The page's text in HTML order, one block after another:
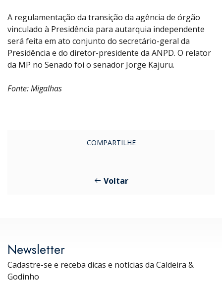
A regulamentação da transição da agência de órgão
vinculado à Presidência para autarquia independente
será feita em ato conjunto do secretário-geral da
Presidência e do diretor-presidente da ANPD. O relator
da MP no Senado foi o senador Jorge Kajuru.
Fonte: Migalhas
COMPARTILHE
Voltar
Newsletter
Cadastre-se e receba dicas e notícias da Caldeira &
Godinho